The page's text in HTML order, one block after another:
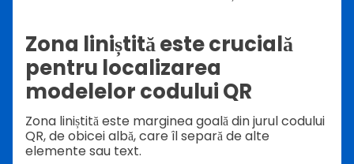
Zona liniștită este crucială
pentru localizarea
modelelor codului QR
Zona liniștită este marginea goală din jurul codului
QR, de obicei albă, care îl separă de alte
elemente sau text.